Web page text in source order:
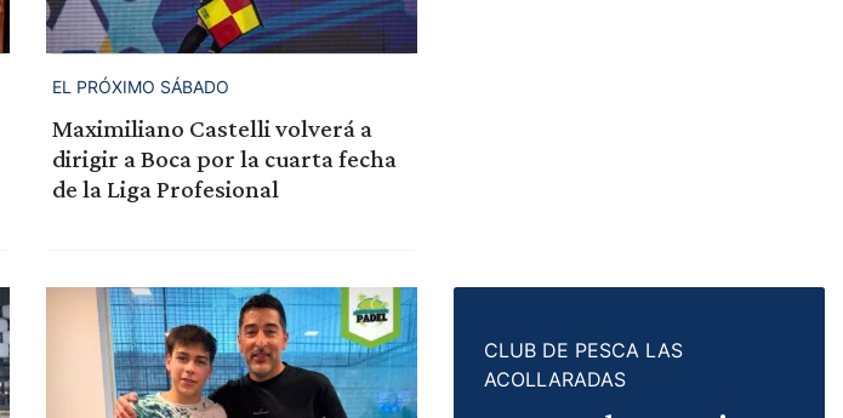
EL PRÓXIMO SÁBADO
Maximiliano Castelli volverá a
dirigir a Boca por la cuarta fecha
de la Liga Profesional
CLUB DE PESCA LAS
ACOLLARADAS